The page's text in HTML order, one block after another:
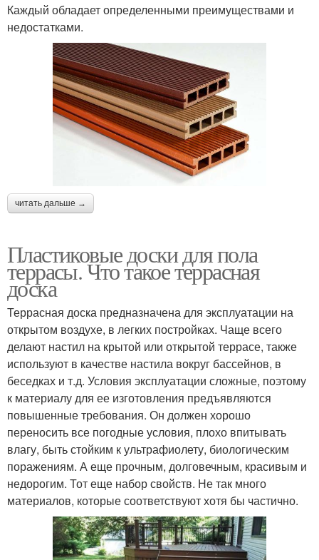
Каждый обладает определенными преимуществами и
недостатками.
читать дальше →
Пластиковые доски для пола
террасы. Что такое террасная
доска
Террасная доска предназначена для эксплуатации на
открытом воздухе, в легких постройках. Чаще всего
делают настил на крытой или открытой террасе, также
используют в качестве настила вокруг бассейнов, в
беседках и т.д. Условия эксплуатации сложные, поэтому
к материалу для ее изготовления предъявляются
повышенные требования. Он должен хорошо
переносить все погодные условия, плохо впитывать
влагу, быть стойким к ультрафиолету, биологическим
поражениям. А еще прочным, долговечным, красивым и
недорогим. Тот еще набор свойств. Не так много
материалов, которые соответствуют хотя бы частично.